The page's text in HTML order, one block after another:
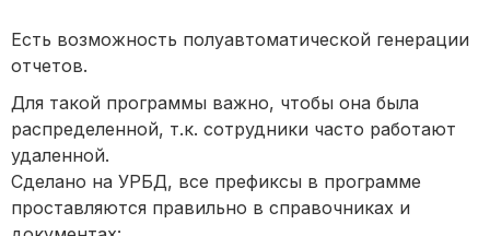
Есть возможность полуавтоматической генерации
отчетов.
Для такой программы важно, чтобы она была
распределенной, т.к. сотрудники часто работают
удаленной.
Сделано на УРБД, все префиксы в программе
проставляются правильно в справочниках и